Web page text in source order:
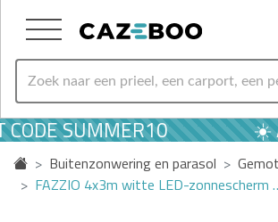
SUMMER10 ☀️
Buitenzonwering en parasol
FAZZIO 4x3m witte LED-zonnescherm